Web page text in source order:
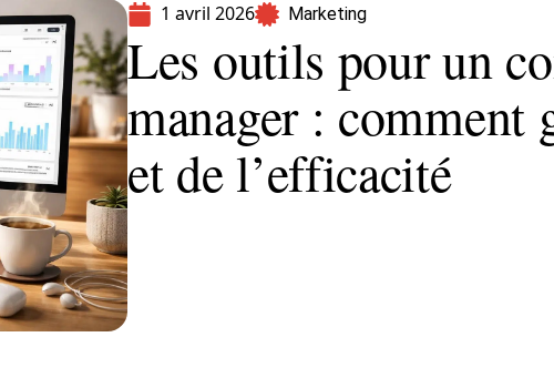
1 avril 2026 Marketing
Les outils pour un
manager : comment
et de l’efficacité